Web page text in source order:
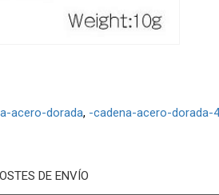
acero-dorada -cadena-acero-dorada-
DE ENVÍO